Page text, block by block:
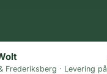
Frederiksberg · Levering på